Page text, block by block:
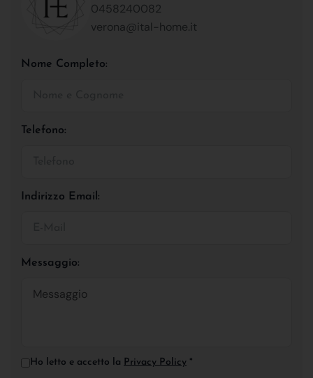
0458240082
verona@ital-home.it
Nome Completo:
Telefono:
Indirizzo Email:
Messaggio:
Ho letto e accetto la Privacy Policy *